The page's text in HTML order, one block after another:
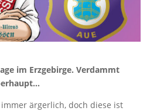
im Erzgebirge. Verdammt
ärgerlich, doch diese ist